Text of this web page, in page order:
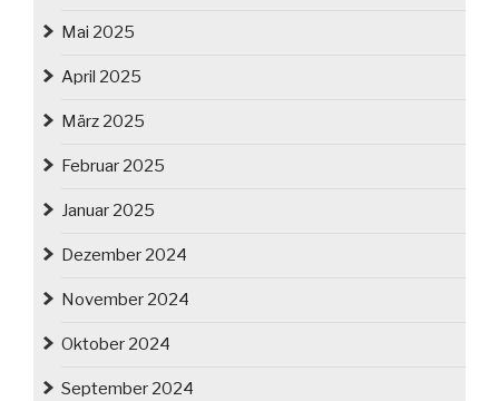
Mai 2025
April 2025
März 2025
Februar 2025
Januar 2025
Dezember 2024
November 2024
Oktober 2024
September 2024